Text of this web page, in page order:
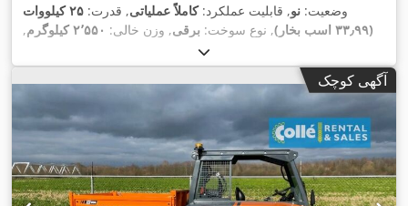
وضعیت: نو, قابلیت عملکرد:کاملاً عملیاتی, قدرت:
۲۵ کیلووات
(۳۳٫۹۹ اسب بخار)
, نوع سوخت: برقی, وزن خالی: ۲٬۵۵۰ کیلوگرم
,
, وزن کل:
محور:4x4 , رنگ:زرد, نوع چرخ‌دنده:خودکار, سال ساخت:۲۰۲۲,
ساعت کارکرد:۷ h , حجم بیلچه:۱٫۴۷ متر مکعب , تجهیزات:اتصال
اضافی, چهار چرخ محرک, کابین
آگهی کوچک